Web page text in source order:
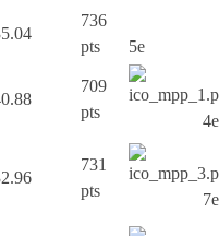
736
pts
5e
709
pts
4e
731
pts
7e